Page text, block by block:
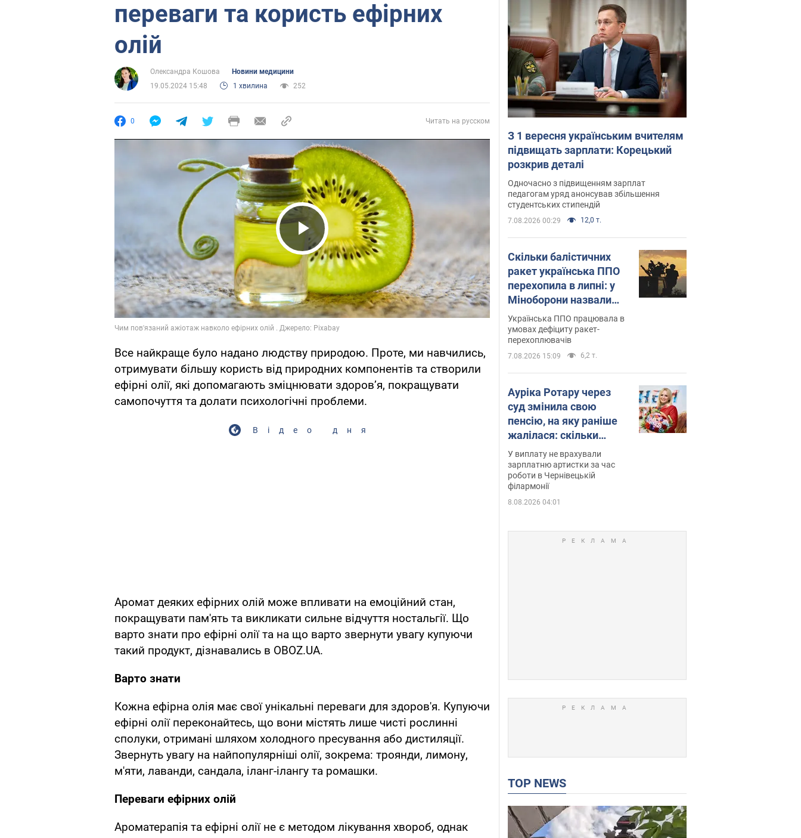
переваги та користь ефірних
олій
Олександра Кошова
Новини медицини
19.05.2024 15:48
1 хвилина 252
0 Читать на русском
Play Video
Все найкраще було надано людству природою. Проте, ми навчились,
отримувати більшу користь від природних компонентів та створили
ефірні олії, які допомагають зміцнювати здоров’я, покращувати
самопочуття та долати психологічні проблеми.
Відео дня
Аромат деяких ефірних олій може впливати на емоційний стан,
покращувати пам'ять та викликати сильне відчуття ностальгії. Що
варто знати про ефірні олії та на що варто звернути увагу купуючи
такий продукт, дізнавались в OBOZ.UA.
Варто знати
Кожна ефірна олія має свої унікальні переваги для здоров'я. Купуючи
ефірні олії переконайтесь, що вони містять лише чисті рослинні
сполуки, отримані шляхом холодного пресування або дистиляції.
Звернуть увагу на найпопулярніші олії, зокрема: троянди, лимону,
м'яти, лаванди, сандала, іланг-ілангу та ромашки.
Переваги ефірних олій
Ароматерапія та ефірні олії не є методом лікування хвороб, однак
З 1 вересня українським вчителям
підвищать зарплати: Корецький
розкрив деталі
Одночасно з підвищенням зарплат
педагогам уряд анонсував збільшення
студентських стипендій
7.08.2026 00:29 12,0 т.
Скільки балістичних
ракет українська ППО
перехопила в липні: у
Міноборони назвали
цифру
Українська ППО працювала в
умовах дефіциту ракет-
перехоплювачів
7.08.2026 15:09 6,2 т.
Ауріка Ротару через
суд змінила свою
пенсію, на яку раніше
жалілася: скільки
отримувала співачка
У виплату не врахували
зарплатню артистки за час
роботи в Чернівецькій
філармонії
8.08.2026 04:01
TOP NEWS